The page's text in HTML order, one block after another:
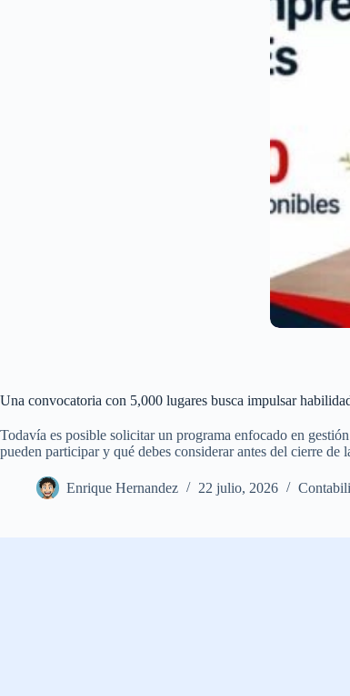
Una convocatoria con 5,000 lugares busca impulsar
Todavía es posible solicitar un programa enfocado en
pueden participar y qué debes considerar antes del cierre de
Enrique Hernandez 22 julio, 2026